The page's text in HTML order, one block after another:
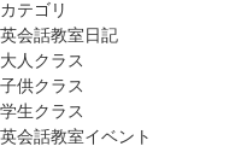
カテゴリ
英会話教室日記
大人クラス
子供クラス
学生クラス
英会話教室イベント